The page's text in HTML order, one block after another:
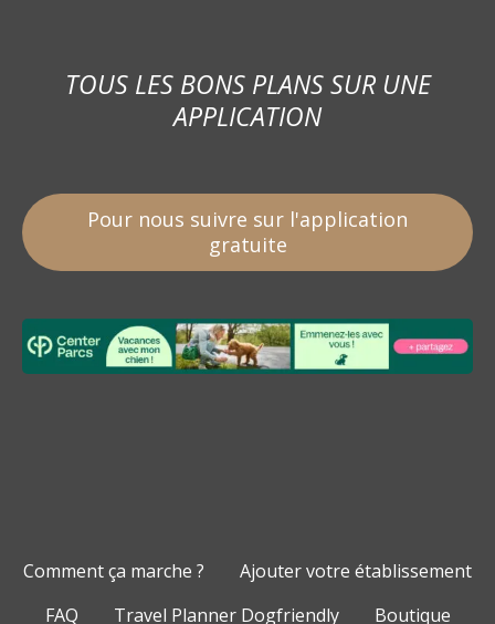
TOUS LES BONS PLANS SUR UNE
APPLICATION
Pour nous suivre sur l'application
gratuite
Comment ça marche ?
Ajouter votre établissement
FAQ
Travel Planner Dogfriendly Boutique